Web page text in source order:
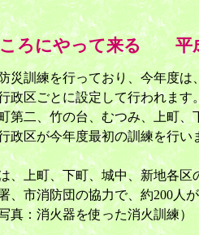
ろにやって来る 平
訓練を行っており、今年度は
政区ごとに設定して行われます
二、竹の台、むつみ、上町、
政区が今年度最初の訓練を行い
上町、下町、城中、新地各区
、市消防団の協力で、約200人
真：消火器を使った消火訓練）